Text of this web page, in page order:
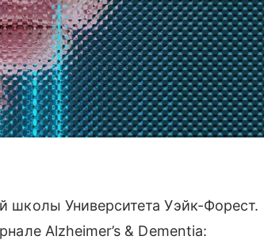
Университета Уэйк-Форест.
Alzheimer’s & Dementia: